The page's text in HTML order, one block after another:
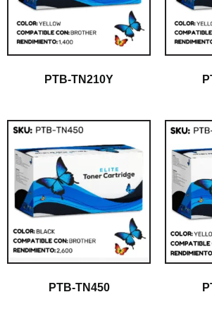
PTB-TN210Y
PTB-TN450